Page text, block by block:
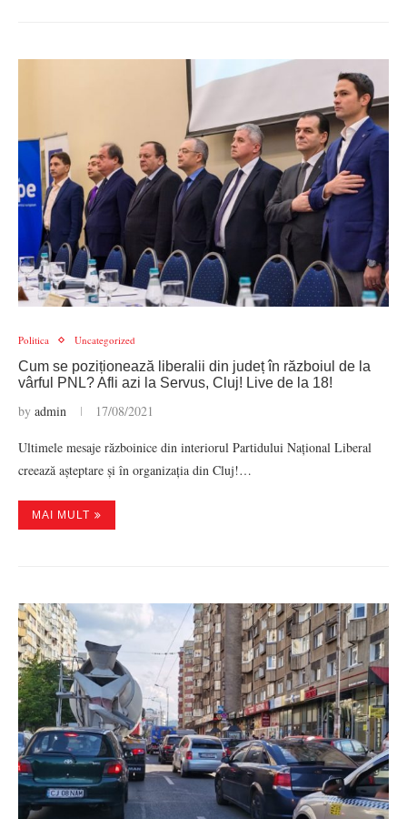
Politica Uncategorized
Cum se poziționează liberalii din județ în războiul de la
vârful PNL? Afli azi la Servus, Cluj! Live de la 18!
by admin 17/08/2021
Ultimele mesaje războinice din interiorul Partidului Național Liberal
creează așteptare și în organizația din Cluj!…
MAI MULT